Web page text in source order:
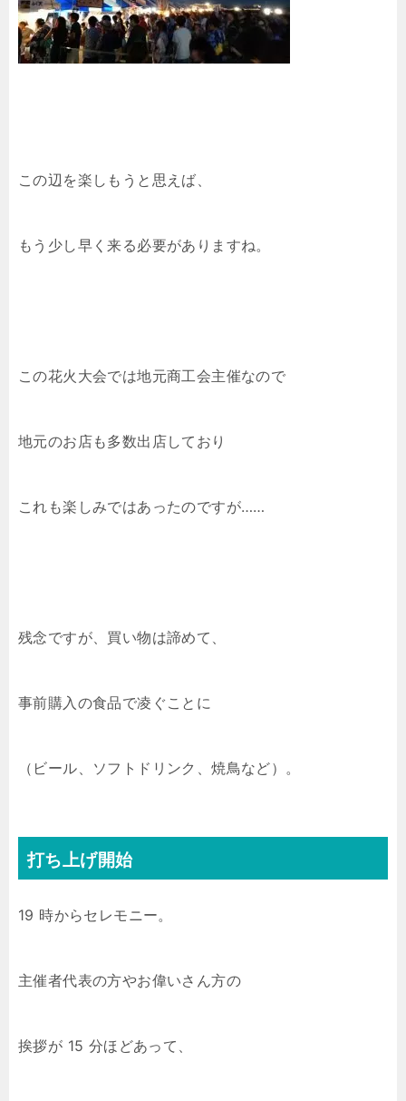
この辺を楽しもうと思えば、
もう少し早く来る必要がありますね。
この花火大会では地元商工会主催なので
地元のお店も多数出店しており
これも楽しみではあったのですが……
残念ですが、買い物は諦めて、
事前購入の食品で凌ぐことに
（ビール、ソフトドリンク、焼鳥など）。
打ち上げ開始
19 時からセレモニー。
主催者代表の方やお偉いさん方の
挨拶が 15 分ほどあって、